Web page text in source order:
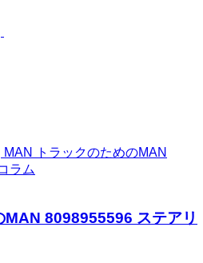
MAN トラックのためのMAN
ラム
8098955596 ステアリ